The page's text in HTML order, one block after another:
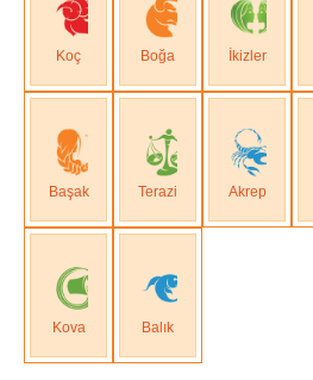
Koç Boğa İkizler
Başak Terazi Akrep
Kova Balık